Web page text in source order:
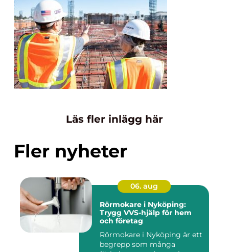
Läs fler inlägg här
Fler nyheter
06. aug
Rörmokare i Nyköping:
Trygg VVS-hjälp för hem
och företag
Rörmokare i Nyköping är ett
begrepp som många